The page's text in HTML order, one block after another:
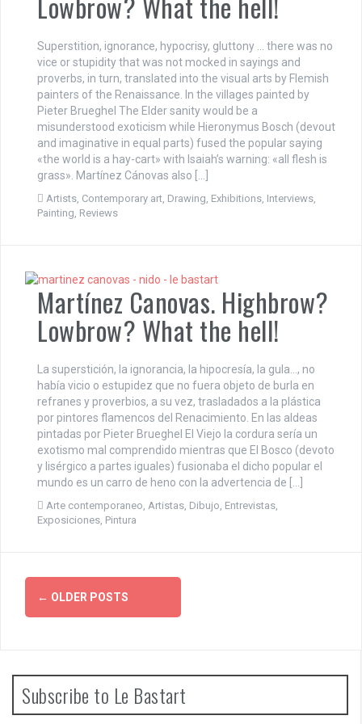
Superstition, ignorance, hypocrisy, gluttony … there was no
vice or stupidity that was not mocked in sayings and
proverbs, in turn, translated into the visual arts by Flemish
painters of the Renaissance. In the villages painted by
Pieter Brueghel The Elder sanity would be a
misunderstood exoticism while Hieronymus Bosch (devout
and imaginative in equal parts) fused the popular saying
«the world is a hay-cart» with Isaiah’s warning: «all flesh is
grass». Martínez Cánovas also […]
Artists, Contemporary art, Drawing, Exhibitions, Interviews,
Painting, Reviews
Martínez Canovas. Highbrow?
Lowbrow? What the hell!
La superstición, la ignorancia, la hipocresía, la gula…, no
había vicio o estupidez que no fuera objeto de burla en
refranes y proverbios, a su vez, trasladados a la plástica
por pintores flamencos del Renacimiento. En las aldeas
pintadas por Pieter Brueghel El Viejo la cordura sería un
exotismo mal comprendido mientras que El Bosco (devoto
y lisérgico a partes iguales) fusionaba el dicho popular el
mundo es un carro de heno con la advertencia de […]
Arte contemporaneo Artistas Dibujo Entrevistas
Exposiciones Pintura
P
t
← OLDER POSTS
Subscribe to Le Bastart